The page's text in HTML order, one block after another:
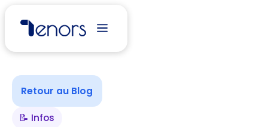
Retour au Blog
📝 Infos